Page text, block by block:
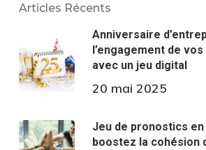
Articles Récents
Anniversaire
l’engagement de
avec un jeu digital
20 mai 2025
Jeu de pronostics
boostez la cohésion